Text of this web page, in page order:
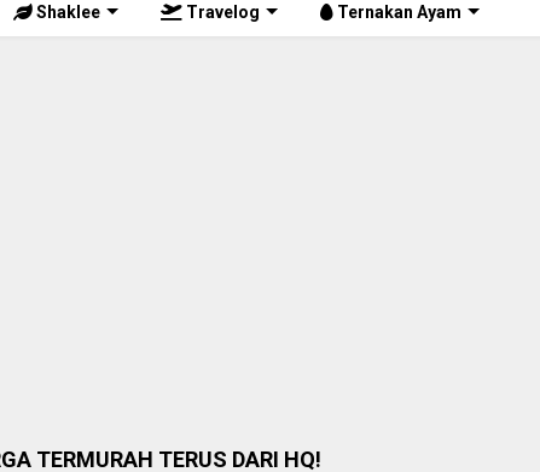
Shaklee Travelog Ternakan Ayam
TERMURAH TERUS DARI HQ!